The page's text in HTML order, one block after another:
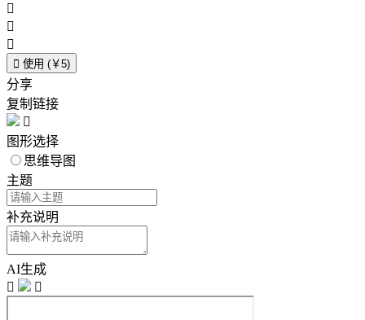



 使用 (￥5)
分享
复制链接

图形选择
思维导图
主题
补充说明
AI生成

